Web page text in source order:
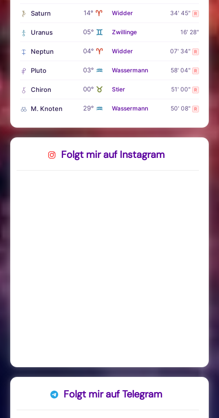
Saturn 14° ♈ Widder 34' 45" R
Uranus 05° ♊ Zwillinge 16' 28"
Neptun 04° ♈ Widder 07' 34" R
Pluto 03° ♒ Wassermann 58' 04" R
Chiron 00° ♉ Stier 51' 00" R
M. Knoten 29° ♒ Wassermann 50' 08" R
Folgt mir auf Instagram
Folgt mir auf Telegram